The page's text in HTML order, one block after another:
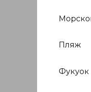
Пляж
Фукуок